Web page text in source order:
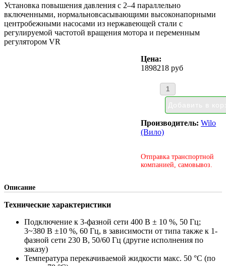
Установка повышения давления с 2–4 параллельно
включенными, нормальновсасывающими высоконапорными
центробежными насосами из нержавеющей стали с
регулируемой частотой вращения мотора и переменным
регулятором VR
Цена:
1898218 руб
Производитель:Wilo
(Вило)
Отправка транспортной
компанией, самовывоз.
Описание
Технические характеристики
Подключение к 3-фазной сети 400 В ± 10 %, 50 Гц;
3~380 В ±10 %, 60 Гц, в зависимости от типа также к 1-
фазной сети 230 В, 50/60 Гц (другие исполнения по
заказу)
Температура перекачиваемой жидкости макс. 50 °C (по